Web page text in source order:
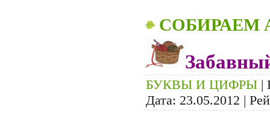
СОБИРАЕМ
БУКВЫ И ЦИФРЫ |
Дата: 23.05.2012 |